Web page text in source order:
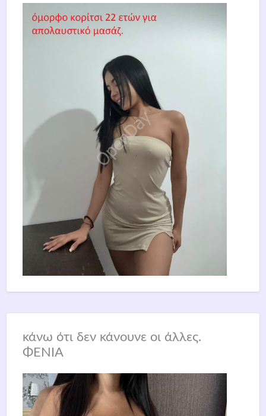
κάνω ότι δεν κάνουνε οι άλλες.
ΦΕΝΙΑ